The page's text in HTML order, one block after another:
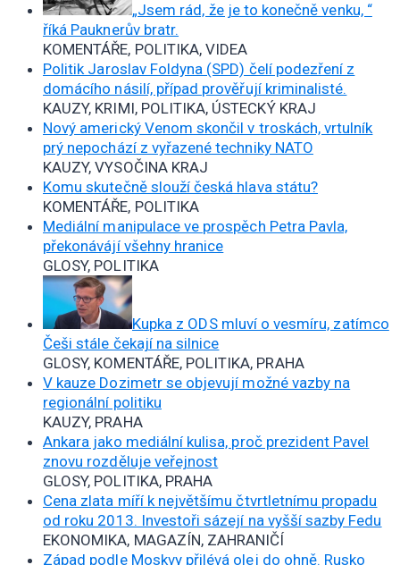
„Jsem rád, že je to konečně venku, “
říká Pauknerův bratr.
KOMENTÁŘE, POLITIKA, VIDEA
Politik Jaroslav Foldyna (SPD) čelí podezření z
domácího násilí, případ prověřují kriminalisté.
KAUZY, KRIMI, POLITIKA, ÚSTECKÝ KRAJ
Nový americký Venom skončil v troskách, vrtulník
prý nepochází z vyřazené techniky NATO
KAUZY, VYSOČINA KRAJ
Komu skutečně slouží česká hlava státu?
KOMENTÁŘE, POLITIKA
Mediální manipulace ve prospěch Petra Pavla,
překonávájí všehny hranice
GLOSY, POLITIKA
Kupka z ODS mluví o vesmíru, zatímco
Češi stále čekají na silnice
GLOSY, KOMENTÁŘE, POLITIKA, PRAHA
V kauze Dozimetr se objevují možné vazby na
regionální politiku
KAUZY, PRAHA
Ankara jako mediální kulisa, proč prezident Pavel
znovu rozděluje veřejnost
GLOSY, POLITIKA, PRAHA
Cena zlata míří k největšímu čtvrtletnímu propadu
od roku 2013. Investoři sázejí na vyšší sazby Fedu
EKONOMIKA, MAGAZÍN, ZAHRANIČÍ
Západ podle Moskvy přilévá olej do ohně. Rusko